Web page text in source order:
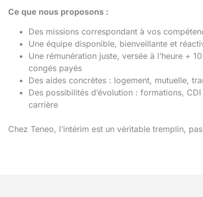
Ce que nous proposons :
Des missions correspondant à vos
Une équipe disponible, bienveillante et
Une rémunération juste, versée à l’heure +
congés payés
Des aides concrètes : logement, mutuelle,
Des possibilités d’évolution : formations,
carrière
Chez Teneo, l’intérim est un véritable tremplin,